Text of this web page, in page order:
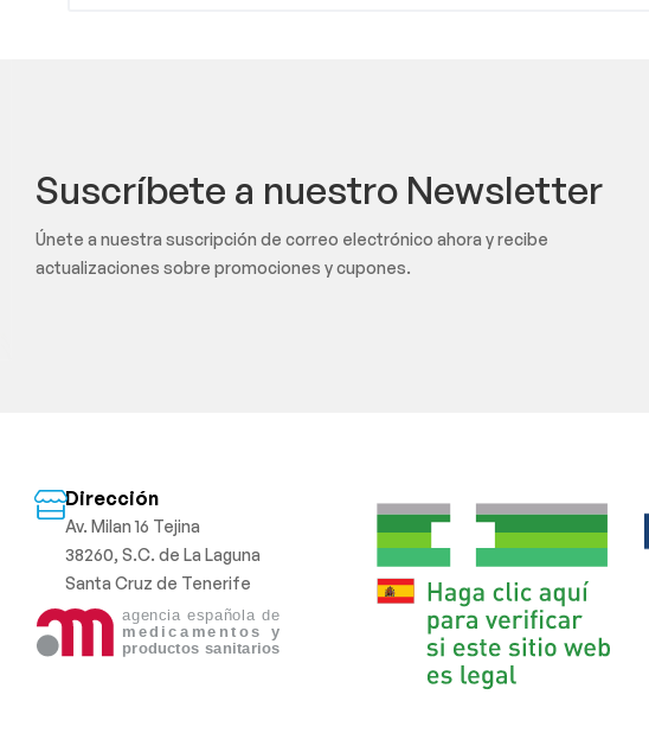
Suscríbete a nuestro Newsletter
Únete a nuestra suscripción de correo electrónico ahora y recibe
actualizaciones sobre promociones y cupones.
Dirección
Av. Milan 16 Tejina
38260, S.C. de La Laguna
Santa Cruz de Tenerife